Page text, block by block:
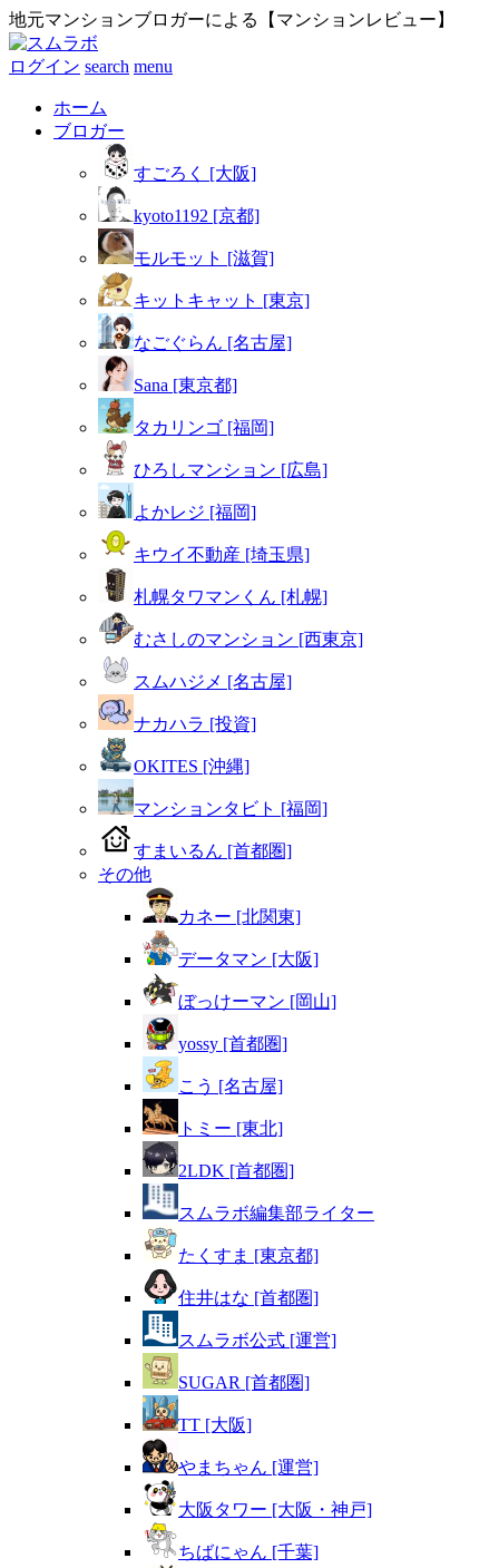
地元マンションブロガーによる【マンションレビュー】
ログイン search menu
ホーム
ブロガー
すごろく [大阪]
kyoto1192 [京都]
モルモット [滋賀]
キットキャット [東京]
なごぐらん [名古屋]
Sana [東京都]
タカリンゴ [福岡]
ひろしマンション [広島]
よかレジ [福岡]
キウイ不動産 [埼玉県]
札幌タワマンくん [札幌]
むさしのマンション [西東京]
スムハジメ [名古屋]
ナカハラ [投資]
OKITES [沖縄]
マンションタビト [福岡]
すまいるん [首都圏]
その他
カネー [北関東]
データマン [大阪]
ぼっけーマン [岡山]
yossy [首都圏]
こう [名古屋]
トミー [東北]
2LDK [首都圏]
スムラボ編集部ライター
たくすま [東京都]
住井はな [首都圏]
スムラボ公式 [運営]
SUGAR [首都圏]
TT [大阪]
やまちゃん [運営]
大阪タワー [大阪・神戸]
ちばにゃん [千葉]